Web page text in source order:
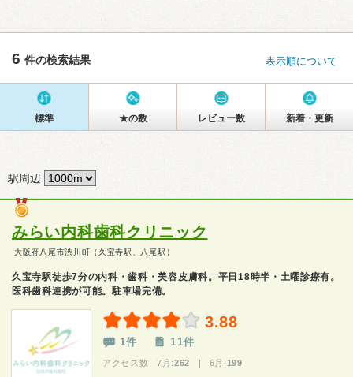
6 件の検索結果 表示順について
標準 ★の数 レビュー数 新着・更新
駅周辺
みらい内科歯科クリニック
大阪府八尾市渋川町（久宝寺駅、八尾駅）
久宝寺駅徒歩7分の内科・歯科・美容皮膚科。平日18時半・土曜診療有。
医科歯科連携が可能。駐車場完備。
3.88
1件 11件
アクセス数 7月:262 | 6月: 199